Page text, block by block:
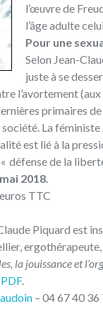
l’œuvre de
l’âge adulte
Pour une
Selon Jean-
juste à se
l’avortement
primaires
La
est lié à la
de la
2018
TTC
Piquard est
la jouissance et
.
– 04 67 40 36